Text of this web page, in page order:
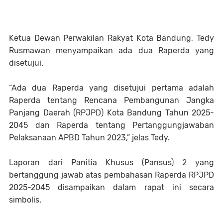
Ketua Dewan Perwakilan Rakyat Kota Bandung, Tedy
Rusmawan menyampaikan ada dua Raperda yang
disetujui.
“Ada dua Raperda yang disetujui pertama adalah
Raperda tentang Rencana Pembangunan Jangka
Panjang Daerah (RPJPD) Kota Bandung Tahun 2025-
2045 dan Raperda tentang Pertanggungjawaban
Pelaksanaan APBD Tahun 2023,” jelas Tedy.
Laporan dari Panitia Khusus (Pansus) 2 yang
bertanggung jawab atas pembahasan Raperda RPJPD
2025-2045 disampaikan dalam rapat ini secara
simbolis.